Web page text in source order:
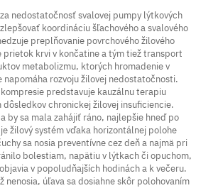
nedostatočnosť svalovej pumpy lýtkových
koordináciu šľachového a svalového
preplňovanie povrchového žilového
prietok krvi v končatine a tým tiež transport
metabolizmu, ktorých hromadenie v
napomáha rozvoju žilovej nedostatočnosti.
predstavuje kauzálnu terapiu
dôsledkov chronickej žilovej insuficiencie.
by sa mala zahájiť ráno, najlepšie hneď po
žilový systém vďaka horizontálnej polohe
sa nosia preventívne cez deň a najmä pri
bolestiam, napätiu v lýtkach či opuchom,
v popoludňajších hodinách a k večeru.
nenosia, úľava sa dosiahne skôr polohovaním